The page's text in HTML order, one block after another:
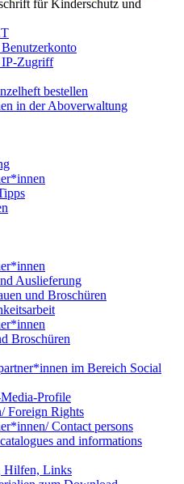
für Kinderschutz und
IP-Zugriff
bestellen
in der Aboverwaltung
Auslieferung
und Broschüren
Broschüren
im Bereich Social
Profile
Foreign Rights
Contact persons
and informations
Hilfen, Links